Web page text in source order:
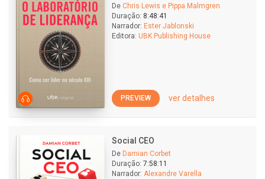
De Chris Lewis e Pippa Malmgren
Duração: 8:48:41
Narrador: Ester Jablonski
Editora: UBK Publishing House
PREVIEW ver detalhes
Social CEO
De Damian Corbet
Duração: 7:58:11
Narrador: Alexandre Varella